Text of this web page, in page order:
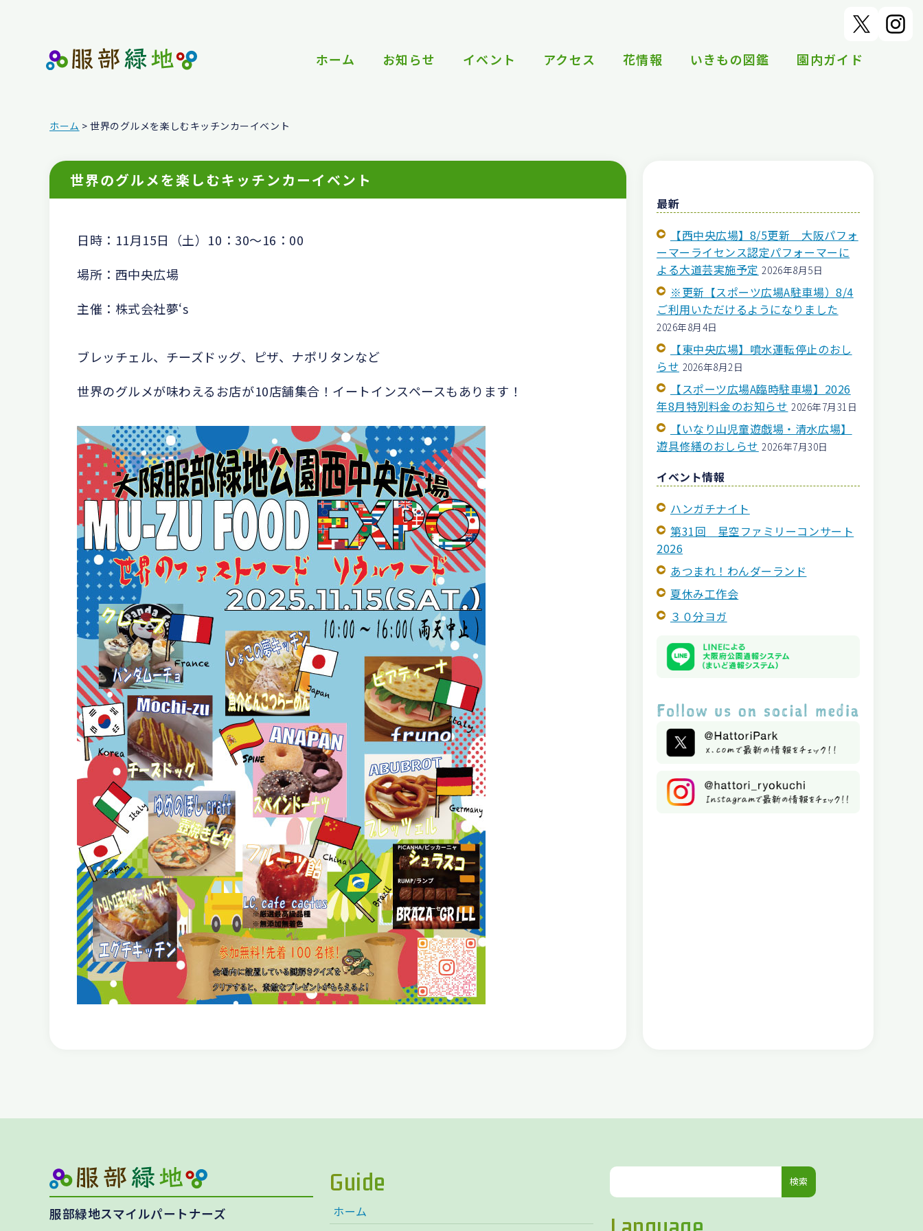
ホーム お知らせ イベント アクセス 花情報 いきもの図鑑 園内ガイド
ホーム > 世界のグルメを楽しむキッチンカーイベント
世界のグルメを楽しむキッチンカーイベント
日時：11月15日（土）10：30～16：00
場所：西中央広場
主催：株式会社夢‘s
ブレッチェル、チーズドッグ、ピザ、ナポリタンなど
世界のグルメが味わえるお店が10店舗集合！イートインスペースもあります！
最新
【西中央広場】8/5更新 大阪パフォ
ーマーライセンス認定パフォーマーに
よる大道芸実施予定 2026年8月5日
※更新【スポーツ広場A駐車場）8/4
ご利用いただけるようになりました
2026年8月4日
【東中央広場】噴水運転停止のおし
らせ 2026年8月2日
【スポーツ広場A臨時駐車場】2026
年8月特別料金のお知らせ 2026年7月31日
【いなり山児童遊戯場・清水広場】
遊具修繕のおしらせ 2026年7月30日
イベント情報
ハンガチナイト
第31回 星空ファミリーコンサート
2026
あつまれ！わんダーランド
夏休み工作会
３０分ヨガ
服部緑地スマイルパートナーズ
Guide
ホーム
検